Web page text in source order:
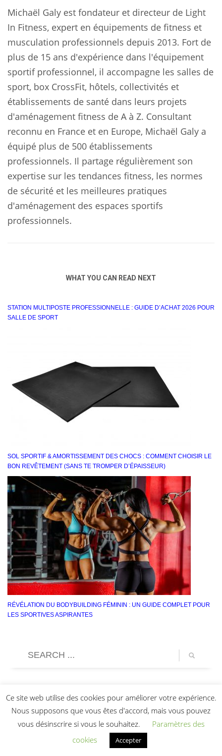
Michaël Galy est fondateur et directeur de Light
In Fitness, expert en équipements de fitness et
musculation professionnels depuis 2013. Fort de
plus de 15 ans d'expérience dans l'équipement
sportif professionnel, il accompagne les salles de
sport, box CrossFit, hôtels, collectivités et
établissements de santé dans leurs projets
d'aménagement fitness de A à Z. Consultant
reconnu en France et en Europe, Michaël Galy a
équipé plus de 500 établissements
professionnels. Il partage régulièrement son
expertise sur les tendances fitness, les normes
de sécurité et les meilleures pratiques
d'aménagement des espaces sportifs
professionnels.
WHAT YOU CAN READ NEXT
STATION MULTIPOSTE PROFESSIONNELLE : GUIDE D’ACHAT 2026 POUR
SALLE DE SPORT
SOL SPORTIF & AMORTISSEMENT DES CHOCS : COMMENT CHOISIR LE
BON REVÊTEMENT (SANS TE TROMPER D’ÉPAISSEUR)
RÉVÉLATION DU BODYBUILDING FÉMININ : UN GUIDE COMPLET POUR
LES SPORTIVES ASPIRANTES
Ce site web utilise des cookies pour améliorer votre expérience.
Nous supposons que vous êtes d'accord, mais vous pouvez
vous désinscrire si vous le souhaitez.
Paramètres des
cookies
Accepter